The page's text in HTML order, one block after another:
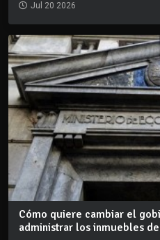
Jul 20 2026
Cómo quiere cambiar el
administrar los inmuebles